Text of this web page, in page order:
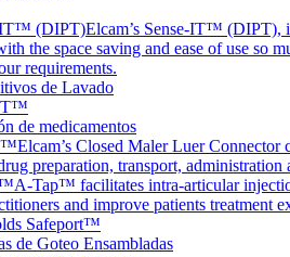
IT™ (DIPT)Elcam’s Sense-IT™ (DIPT),
the space saving and ease of use so
requirements.
de Lavado
de medicamentos
Elcam’s Closed Maler Luer Connector
preparation, transport, administration
A-Tap™ facilitates intra-articular
and improve patients treatment
Safeport™
de Goteo Ensambladas